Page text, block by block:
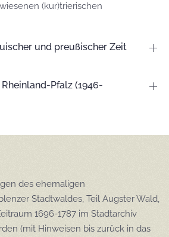
(kur)trierischen
und preußischer Zeit
Pfalz (1946-
des ehemaligen
Stadtwaldes, Teil Augster Wald,
1696-1787 im Stadtarchiv
(mit Hinweisen bis zurück in das